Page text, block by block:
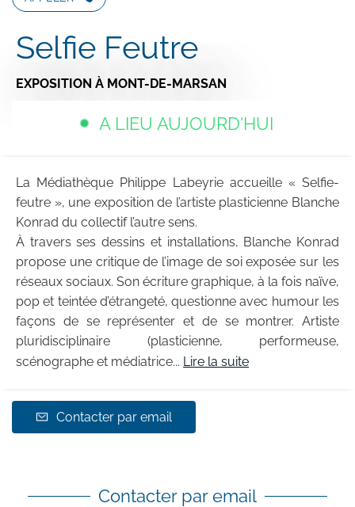
Selfie Feutre
EXPOSITION À MONT-DE-MARSAN
A LIEU AUJOURD'HUI
La Médiathèque Philippe Labeyrie accueille « Selfie-
feutre », une exposition de l’artiste plasticienne Blanche
Konrad du collectif l’autre sens.
À travers ses dessins et installations, Blanche Konrad
propose une critique de l’image de soi exposée sur les
réseaux sociaux. Son écriture graphique, à la fois naïve,
pop et teintée d’étrangeté, questionne avec humour les
façons de se représenter et de se montrer. Artiste
pluridisciplinaire (plasticienne, performeuse,
scénographe et médiatrice... Lire la suite
Contacter par email
Contacter par email